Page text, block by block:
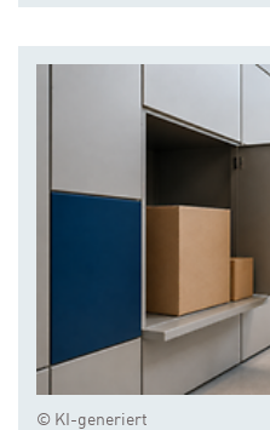
© KI-generiert